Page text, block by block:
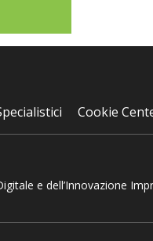
Cookie
e dell’Innovazione